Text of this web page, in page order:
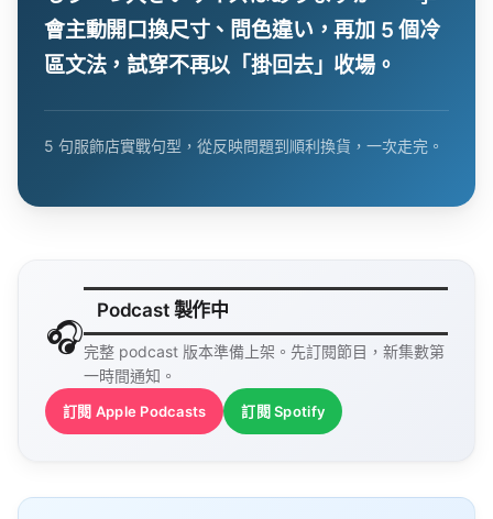
會主動開口換尺寸、問色違い，再加 5 個冷
區文法，試穿不再以「掛回去」收場。
5 句服飾店實戰句型，從反映問題到順利換貨，一次走完。
🎧
Podcast 製作中
完整 podcast 版本準備上架。先訂閱節目，新集數第
一時間通知。
訂閱 Apple Podcasts 訂閱 Spotify